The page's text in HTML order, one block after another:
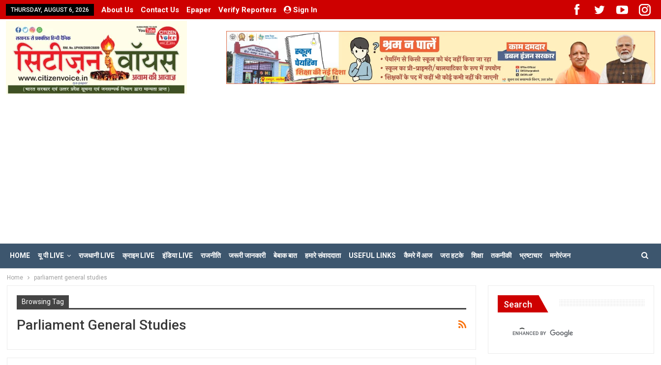
THURSDAY, AUGUST 6, 2026 About Us Contact Us Epaper Verify Reporters Sign In
HOME यू पी LIVE राजधानी LIVE क्राइम LIVE इंडिया LIVE राजनीति जरूरी जानकारी बेबाक बात हमारे संवाददाता USEFUL LINKS कैमरे में आज जरा हटके शिक्षा तकनीकी भ्रष्टाचार मनोरंजन
Home parliament general studies
Browsing Tag
Parliament General Studies
Search